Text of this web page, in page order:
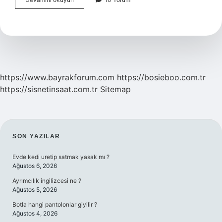
Çözüklüğü
https://www.bayrakforum.com https://bosieboo.com.tr
https://sisnetinsaat.com.tr Sitemap
SIDEBAR
SON YAZILAR
Evde kedi uretip satmak yasak mı ?
Ağustos 6, 2026
Ayrımcılık ingilizcesi ne ?
Ağustos 5, 2026
Botla hangi pantolonlar giyilir ?
Ağustos 4, 2026